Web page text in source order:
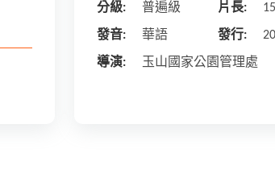
分級: 普遍級 片長:
發音: 華語 發行:
導演: 玉山國家公園管理處